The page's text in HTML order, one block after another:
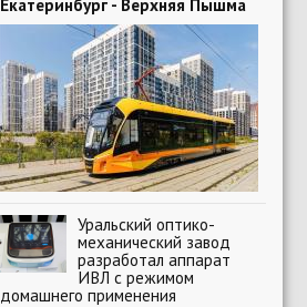
Екатеринбург - Верхняя Пышма
Уральский оптико-
механический завод
разработал аппарат
ИВЛ с режимом
домашнего применения